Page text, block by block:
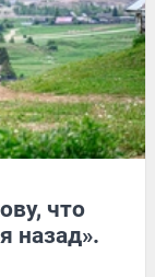
что
назад».